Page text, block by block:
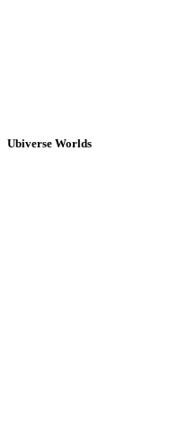
Ubiverse Worlds